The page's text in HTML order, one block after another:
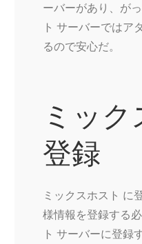
ーバーがあり、が
ト サーバーではア
るので安心だ。
ミック
登録
ミックスホスト に
様情報を登録する
ト サーバーに登録